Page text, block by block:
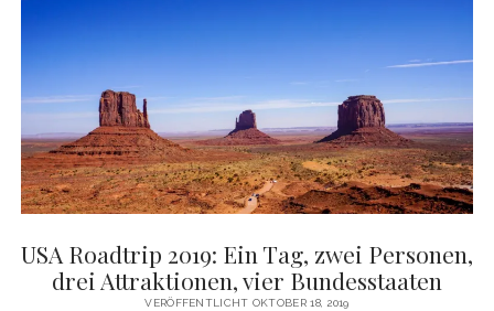
USA Roadtrip 2019: Ein Tag, zwei Personen,
drei Attraktionen, vier Bundesstaaten
VERÖFFENTLICHT OKTOBER 18, 2019